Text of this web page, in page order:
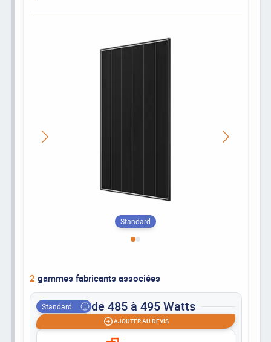
Standard
2 gammes fabricants associées
Standard de 485 à 495 Watts
AJOUTER AU DEVIS